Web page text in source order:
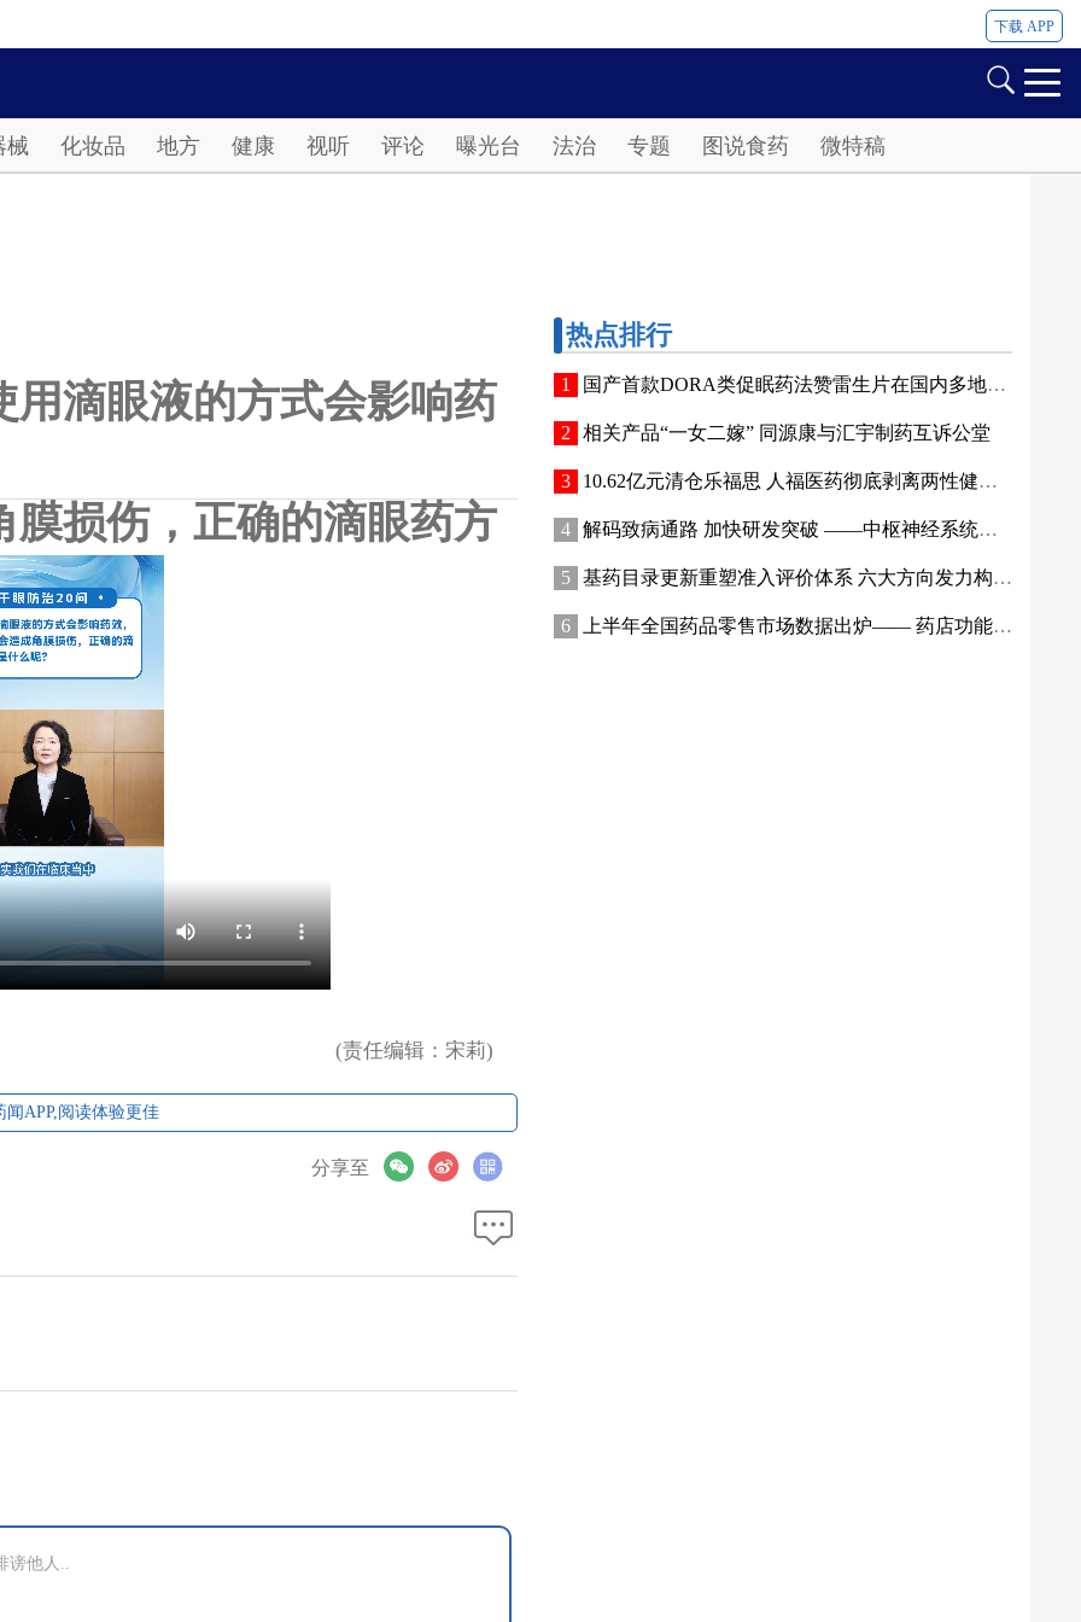
下载 APP
械 化妆品 地方 健康 视听 评论 曝光台 法治 专题 图说食药 微特稿
用滴眼液的方式会影响药
膜损伤，正确的滴眼药方
么呢？
(责任编辑：宋莉)
闻APP,阅读体验更佳
分享至
热点排行
国产首款DORA类促眠药法赞雷生片在国内多地开出首张处方
相关产品“一女二嫁” 同源康与汇宇制药互诉公堂
10.62亿元清仓乐福思 人福医药彻底剥离两性健康业务
解码致病通路 加快研发突破 ——中枢神经系统疾病创新疗法前沿进展与市场洞察
基药目录更新重塑准入评价体系 六大方向发力构筑品种竞争优势
上半年全国药品零售市场数据出炉—— 药店功能升级，药企渠道能力如何跟上？